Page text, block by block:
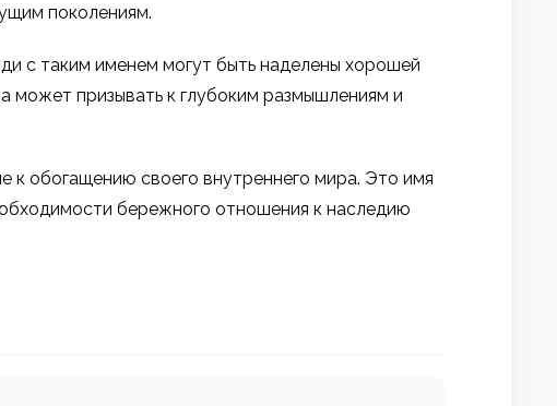
поколениям.
с таким именем могут быть наделены хорошей
может призывать к глубоким размышлениям и
к обогащению своего внутреннего мира. Это имя
бережного отношения к наследию